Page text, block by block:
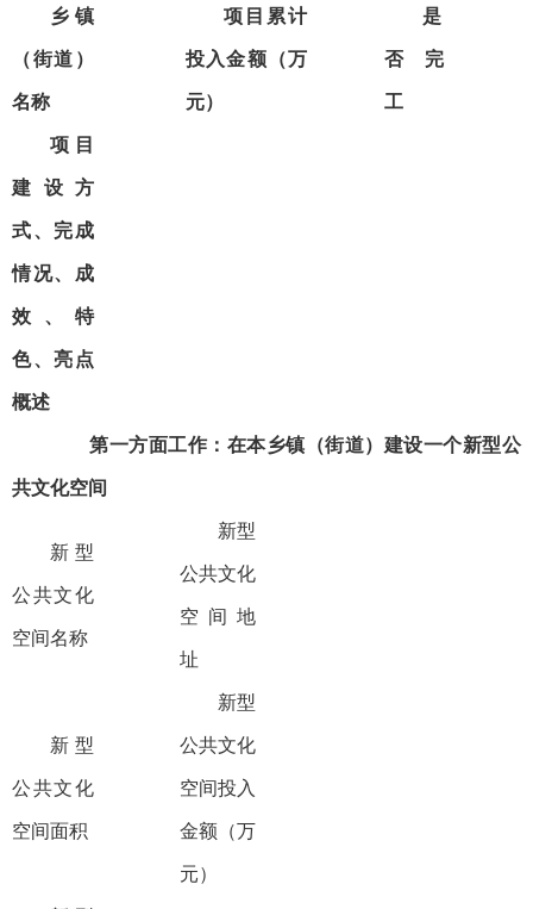
乡镇
（街道）
名称
项目累计
投入金额（万
元）
是
否完
工
项目
建设方
式、完成
情况、成
效、特
色、亮点
概述
第一方面工作：在本乡镇（街道）建设一个新型公
共文化空间
新型
公共文化
空间名称
新型
公共文化
空间地
址
新型
公共文化
空间面积
新型
公共文化
空间投入
金额（万
元）